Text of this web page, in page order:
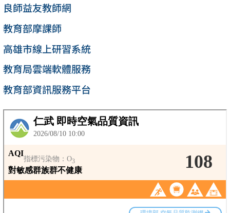
良師益友教師網
教育部摩課師
高雄市線上研習系統
教育局雲端軟體服務
教育部資訊服務平台